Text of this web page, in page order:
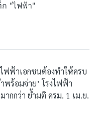
"ไฟฟ้า"
ฟ้าเอกชนต้องทำให้ครบ
ร้อมจ่าย’ โรงไฟฟ้า
กกว่า ย้ำมติ ครม. 1 เม.ย.